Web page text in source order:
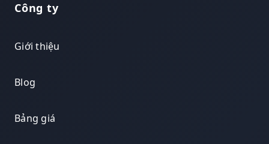
Công ty
Giới thiệu
Blog
Bảng giá